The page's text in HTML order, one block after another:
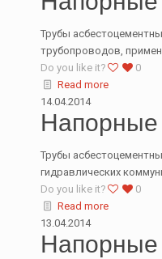
Трубы
трубопроводов,
Do you like it?
0
Read more
14.04.2014
Напорные
Трубы
гидравлических
Do you like it?
0
Read more
13.04.2014
Напорные